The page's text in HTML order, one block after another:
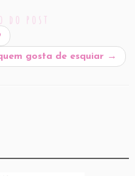
t
d
s
o
n
do post
gosta de esquiar →